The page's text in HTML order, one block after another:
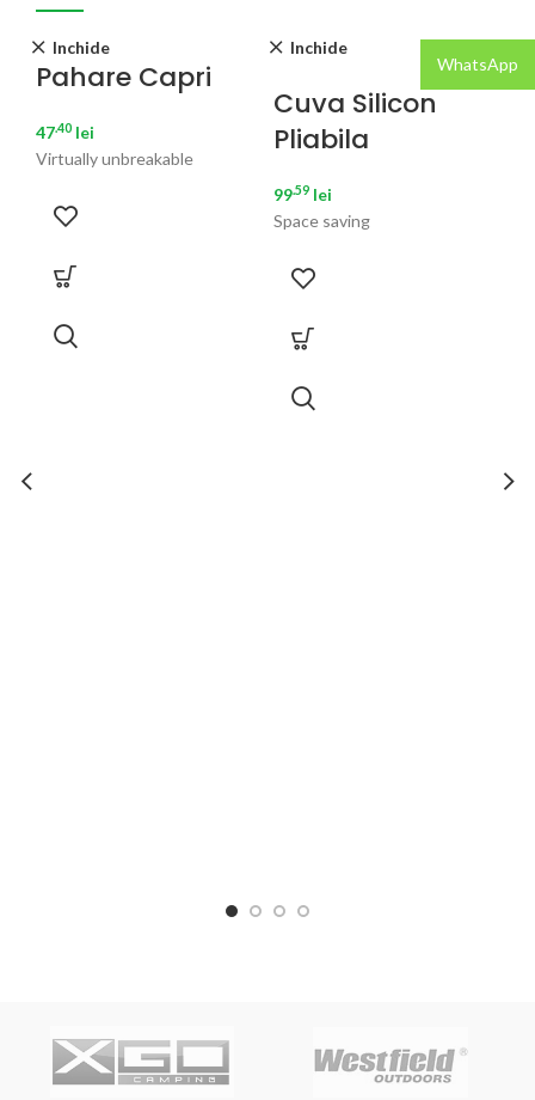
Inchide
Pahare Capri
47.40 lei
Virtually unbreakable
Inchide
Cuva Silicon
Pliabila
99.59 lei
Space saving
WhatsApp